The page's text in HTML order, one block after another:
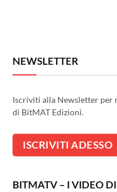
NEWSLETTER
Iscriviti alla Newsletter per
di BitMAT Edizioni.
BITMATV – I VIDEO